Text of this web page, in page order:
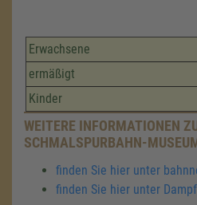
Erwachsene
ermäßigt
Kinder
WEITERE INFORMATIONEN
SCHMALSPURBAHN-
finden Sie hier unter
finden Sie hier unter